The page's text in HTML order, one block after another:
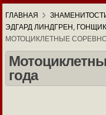
ГЛАВНАЯ
ЭДГАРД ЛИНДГРЕН,
МОТОЦИКЛЕТНЫЕ
года